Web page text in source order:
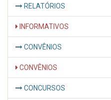
RELATÓRIOS
INFORMATIVOS
CONVÊNIOS
CONVÊNIOS
CONCURSOS